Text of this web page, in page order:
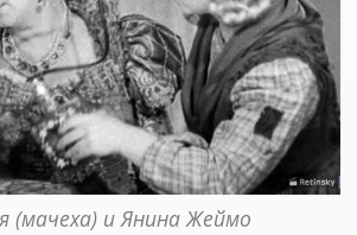
(мачеха) и Янина Жеймо